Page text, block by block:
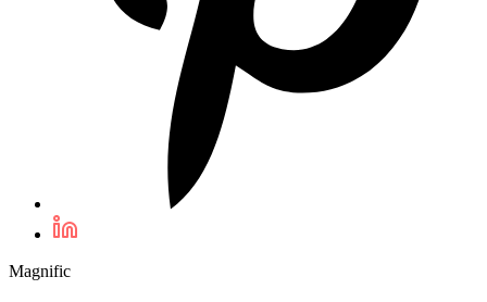
Magnific